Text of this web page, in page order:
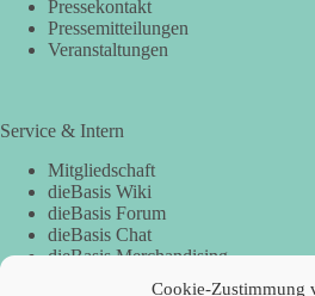
Cookie-Zustimmung
Pressekontakt
Pressemitteilungen
Veranstaltungen
Service & Intern
Mitgliedschaft
dieBasis Wiki
dieBasis Forum
dieBasis Chat
dieBasis Merchandising